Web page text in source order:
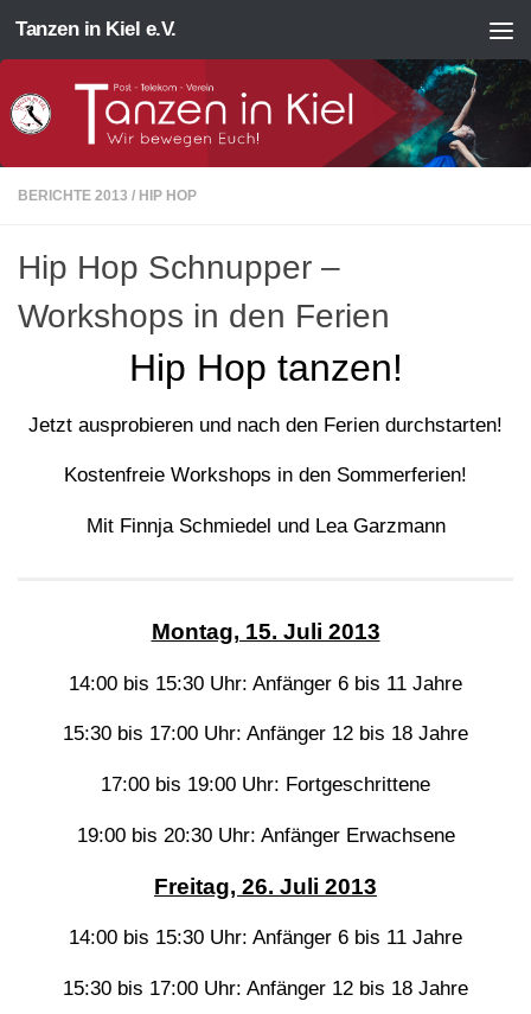
Zum Inhalt springen
Tanzen in Kiel e.V.
BERICHTE 2013 / HIP HOP
Hip Hop Schnupper –
Workshops in den Ferien
Hip Hop tanzen!
Jetzt ausprobieren und nach den Ferien durchstarten!
Kostenfreie Workshops in den Sommerferien!
Mit Finnja Schmiedel und Lea Garzmann
Montag, 15. Juli 2013
14:00 bis 15:30 Uhr: Anfänger 6 bis 11 Jahre
15:30 bis 17:00 Uhr: Anfänger 12 bis 18 Jahre
17:00 bis 19:00 Uhr: Fortgeschrittene
19:00 bis 20:30 Uhr: Anfänger Erwachsene
Freitag, 26. Juli 2013
14:00 bis 15:30 Uhr: Anfänger 6 bis 11 Jahre
15:30 bis 17:00 Uhr: Anfänger 12 bis 18 Jahre